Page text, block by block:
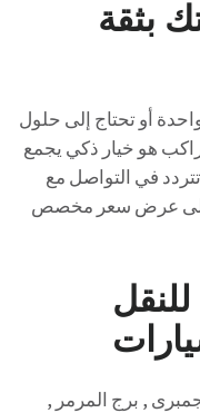
بثقة
أو تحتاج إلى حلول
دائمة، فإن تأجير ميتسوبيشي 33 راكب هو خيار ذكي يجمع
تتردد في التواصل مع
على عرض سعر مخصص
, برج المرمر ,